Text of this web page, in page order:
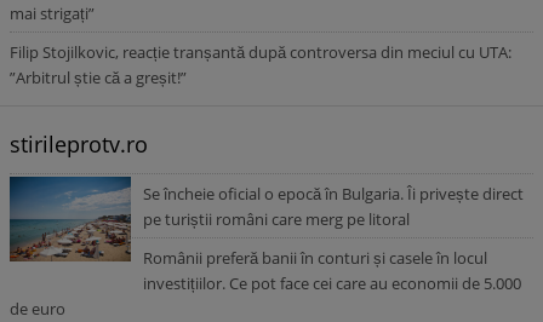
mai strigați”
Filip Stojilkovic, reacție tranșantă după controversa din meciul cu UTA:
”Arbitrul știe că a greșit!”
stirileprotv.ro
Se încheie oficial o epocă în Bulgaria. Îi privește direct
pe turiștii români care merg pe litoral
Românii preferă banii în conturi și casele în locul
investițiilor. Ce pot face cei care au economii de 5.000
de euro